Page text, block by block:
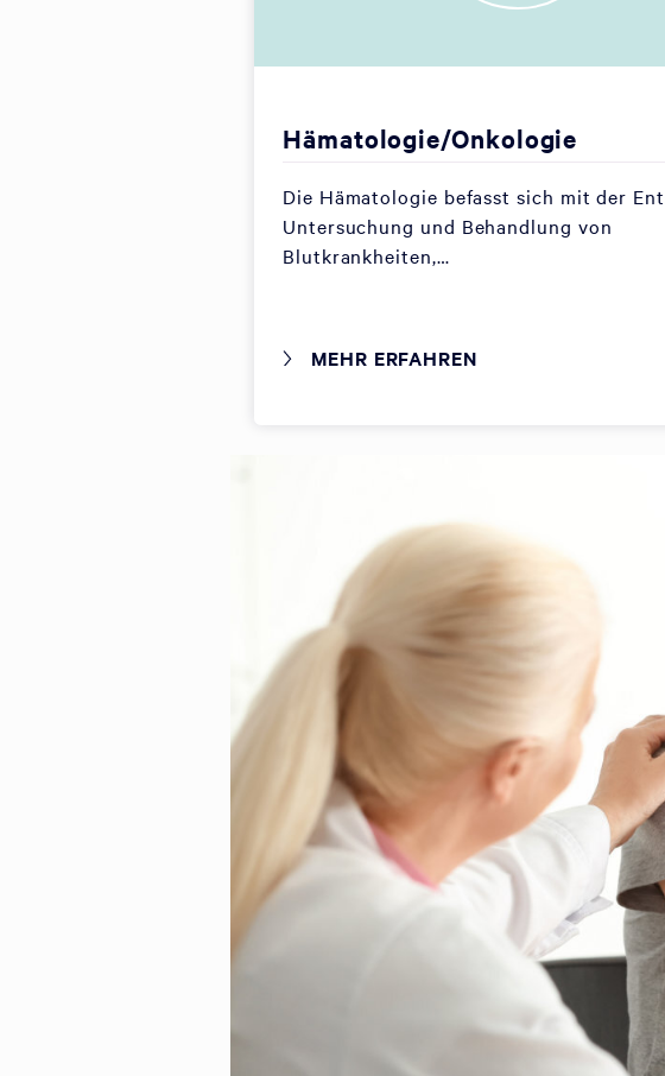
Hämatologie/Onkologie
Die Hämatologie befasst sich mit der
Untersuchung und Behandlung von
Blutkrankheiten,…
MEHR ERFAHREN